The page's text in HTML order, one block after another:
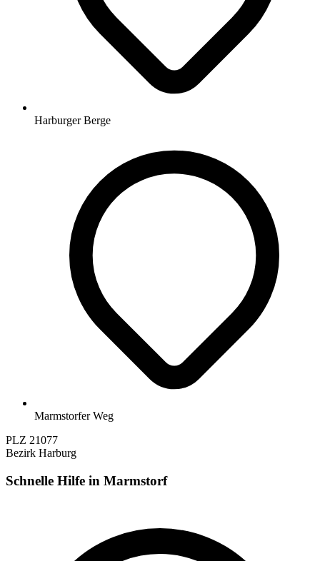
Harburger Berge
Marmstorfer Weg
PLZ 21077
Bezirk Harburg
Schnelle Hilfe in Marmstorf